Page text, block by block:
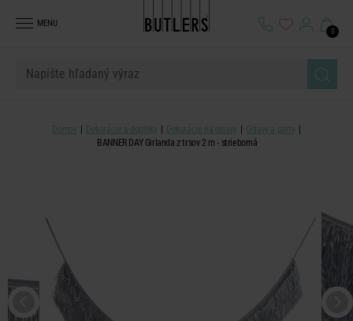
MENU
0
Domov Dekorácie a doplnky Dekorácie na oslavy
Oslavy a party
BANNER DAY Girlanda z trsov 2 m - strieborná